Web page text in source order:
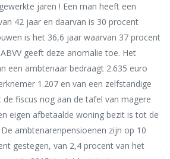
jaren ! Een man heeft een
42 jaar en daarvan is 30 procent
is het 36,6 jaar waarvan 37 procent
geeft deze anomalie toe. Het
een ambtenaar bedraagt 2.635 euro
1.207 en van een zelfstandige
fiscus nog aan de tafel van magere
eigen afbetaalde woning bezit is tot de
ambtenarenpensioenen zijn op 10
gestegen, van 2,4 procent van het